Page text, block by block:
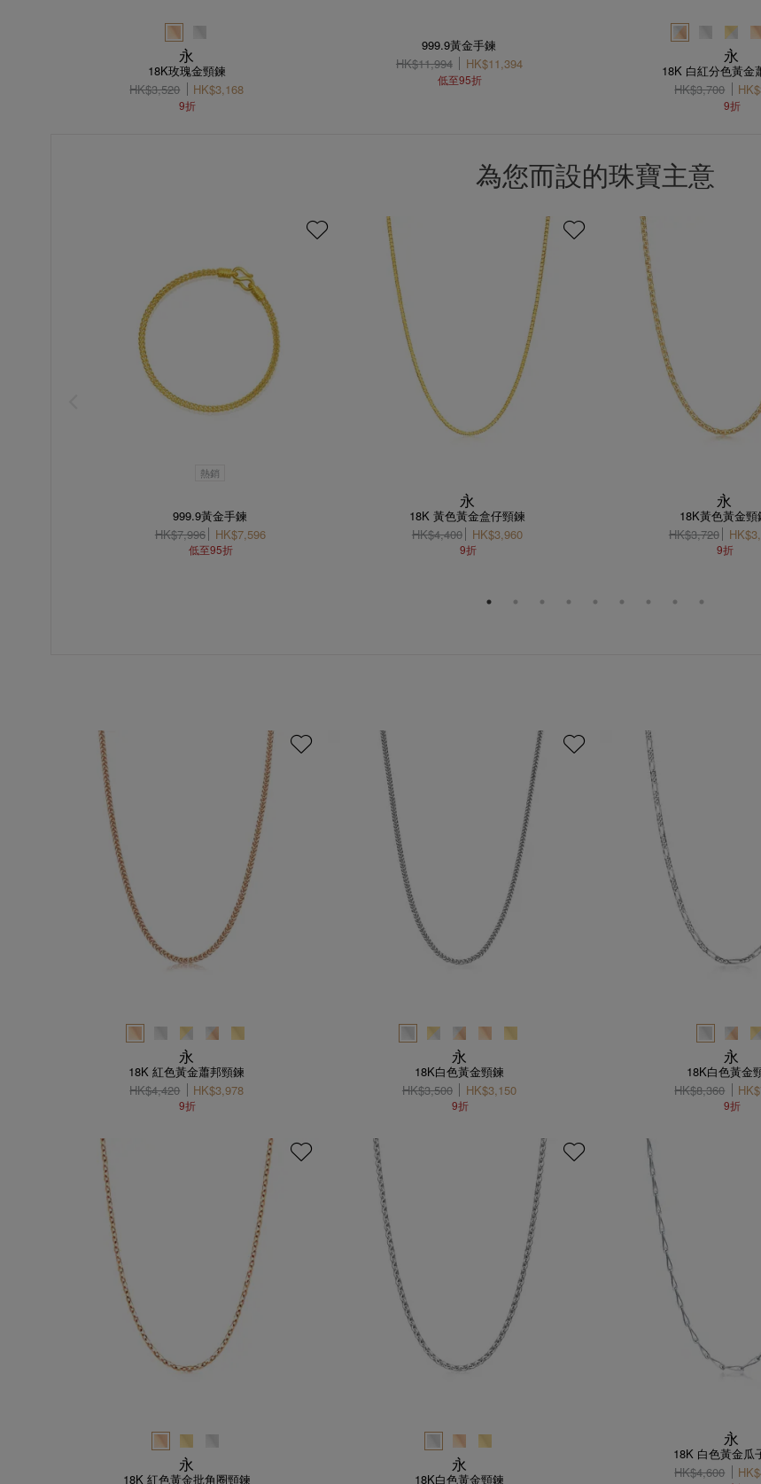
永
18K玫瑰金頸鍊
HK$3,520
HK$3,168
9折
999.9黃金手鍊
HK$11,994
HK$11,394
低至95折
永
18K 白紅分色黃金
HK$3,700
9折
為您而設的珠寶主意
熱銷
999.9黃金手鍊
HK$7,996
HK$7,596
低至95折
永
18K 黃色黃金盒仔頸鍊
HK$4,400
HK$3,960
9折
永
18K黃色黃金頸
HK$3,720
9折
永
18K 紅色黃金蕭邦頸鍊
HK$4,420
HK$3,978
9折
永
18K白色黃金頸鍊
HK$3,500
HK$3,150
9折
永
18K白色黃金
HK$8,360
9折
永
18K 紅色黃金批角圈頸鍊
永
18K白色黃金頸鍊
永
18K 白色黃金瓜
HK$4,600